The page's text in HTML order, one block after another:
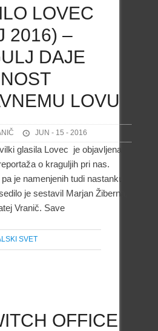
LOVEC
2016) –
DAJE
LOVU
JUN - 15 - 2016
glasila Lovec je objavljena
o kraguljih pri nas.
je namenjenih tudi nastanku
je sestavil Marjan Žiberna,
Vranič. Save
SVET
OFFICE